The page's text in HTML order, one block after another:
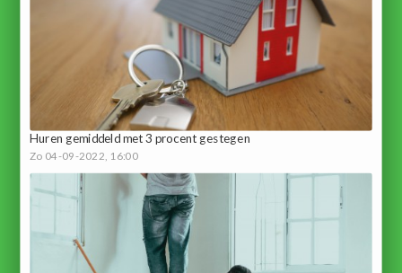
Huren gemiddeld met 3 procent gestegen
Zo 04-09-2022, 16:00